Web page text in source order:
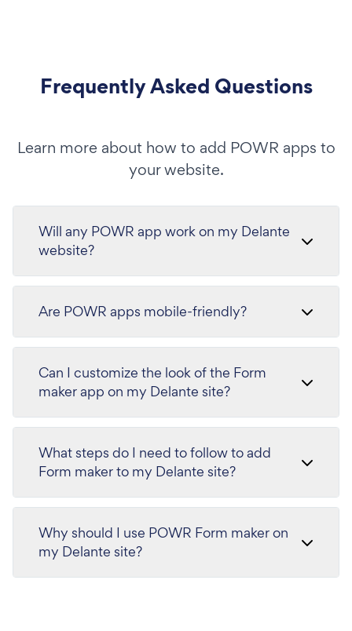
Frequently Asked Questions
Learn more about how to add POWR apps to
your website.
Will any POWR app work on my Delante
website?
Are POWR apps mobile-friendly?
Can I customize the look of the Form
maker app on my Delante site?
What steps do I need to follow to add
Form maker to my Delante site?
Why should I use POWR Form maker on
my Delante site?